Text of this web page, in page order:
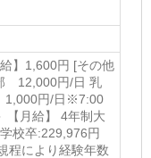
】1,600円 [その他
12,000円/日 乳
円/日※7:00
【月給】 4年制大
校卒:229,976円
程により経験年数